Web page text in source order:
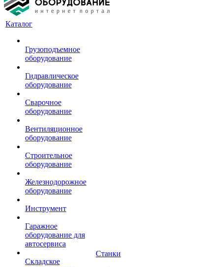
Каталог
Грузоподъемное
оборудование
Гидравлическое
оборудование
Сварочное
оборудование
Вентиляционное
оборудование
Строительное
оборудование
Железнодорожное
оборудование
Инструмент
Гаражное
оборудование для
автосервиса
Складское
Станки